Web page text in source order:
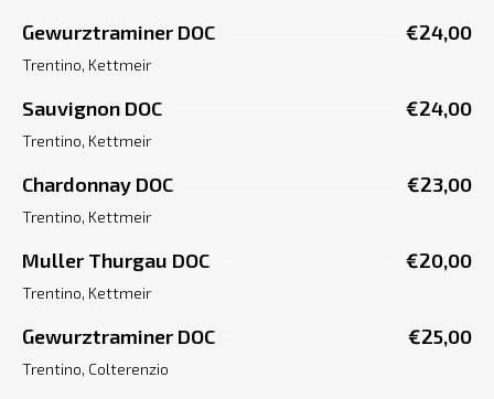
Gewurztraminer DOC €24,00
Trentino, Kettmeir
Sauvignon DOC €24,00
Trentino, Kettmeir
Chardonnay DOC €23,00
Trentino, Kettmeir
Muller Thurgau DOC €20,00
Trentino, Kettmeir
Gewurztraminer DOC €25,00
Trentino, Colterenzio